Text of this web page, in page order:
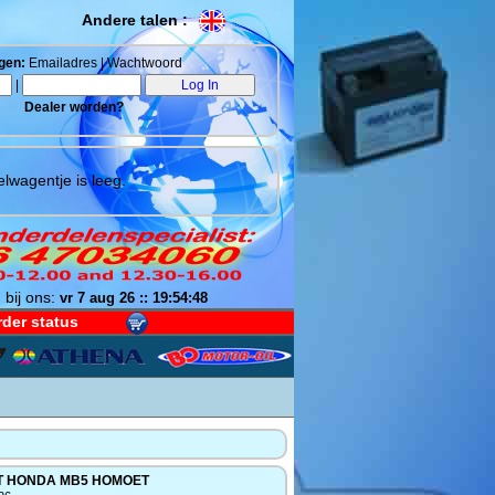
Andere talen :
Emailadres | Wachtwoord
Dealer worden?
is leeg.
bij ons: vr 7 aug 26 :: 19:54:48
status
HONDA MB5 HOMOET